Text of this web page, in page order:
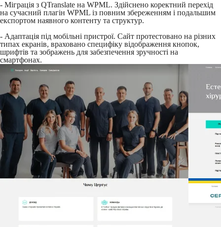
- Міграція з QTranslate на WPML. Здійснено коректний перехід
на сучасний плагін WPML із повним збереженням і подальшим
експортом наявного контенту та структур.
- Адаптація під мобільні пристрої. Сайт протестовано на різних
типах екранів, враховано специфіку відображення кнопок,
шрифтів та зображень для забезпечення зручності на
смартфонах.